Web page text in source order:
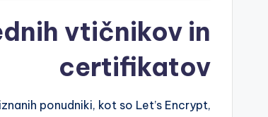
vtičnikov in
certifikatov
ponudniki, kot so Let’s Encrypt,